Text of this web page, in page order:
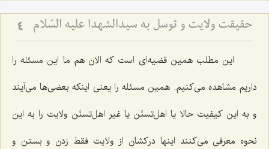
حقیقت ولایت و توسل به سیدالشهدا علیه السّلام 4
این مطلب همین قضیه‌ای است که الان هم ما این مسئله را
داریم مشاهده می‌کنیم. همین مسئله را یعنی اینکه بعضی‌ها می‌آیند
و به این کیفیت حالا یا اهل‌تسنّن یا غیر اهل‌تسنّن ولایت را به این
نحوه معرفی می‌کنند اینها درکشان از ولایت فقط زدن و بستن و